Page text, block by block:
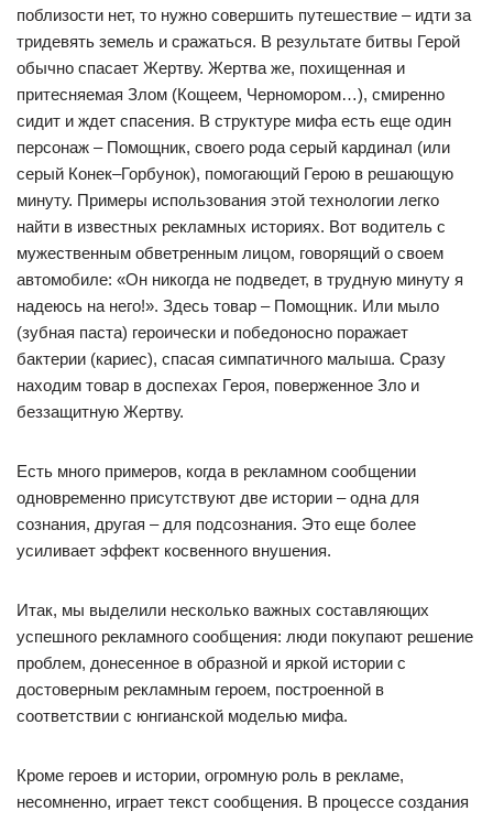
поблизости нет, то нужно совершить путешествие – идти за
тридевять земель и сражаться. В результате битвы Герой
обычно спасает Жертву. Жертва же, похищенная и
притесняемая Злом (Кощеем, Черномором…), смиренно
сидит и ждет спасения. В структуре мифа есть еще один
персонаж – Помощник, своего рода серый кардинал (или
серый Конек–Горбунок), помогающий Герою в решающую
минуту. Примеры использования этой технологии легко
найти в известных рекламных историях. Вот водитель с
мужественным обветренным лицом, говорящий о своем
автомобиле: «Он никогда не подведет, в трудную минуту я
надеюсь на него!». Здесь товар – Помощник. Или мыло
(зубная паста) героически и победоносно поражает
бактерии (кариес), спасая симпатичного малыша. Сразу
находим товар в доспехах Героя, поверженное Зло и
беззащитную Жертву.
Есть много примеров, когда в рекламном сообщении
одновременно присутствуют две истории – одна для
сознания, другая – для подсознания. Это еще более
усиливает эффект косвенного внушения.
Итак, мы выделили несколько важных составляющих
успешного рекламного сообщения: люди покупают решение
проблем, донесенное в образной и яркой истории с
достоверным рекламным героем, построенной в
соответствии с юнгианской моделью мифа.
Кроме героев и истории, огромную роль в рекламе,
несомненно, играет текст сообщения. В процессе создания